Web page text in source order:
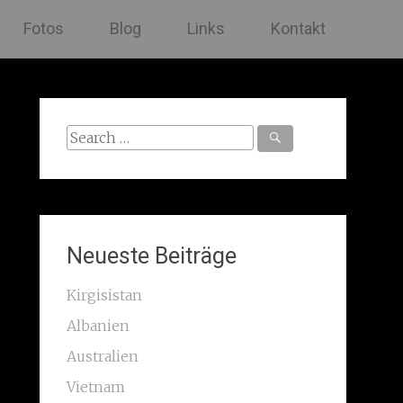
Fotos Blog Links Kontakt
Search
Neueste Beiträge
Kirgisistan
Albanien
Australien
Vietnam